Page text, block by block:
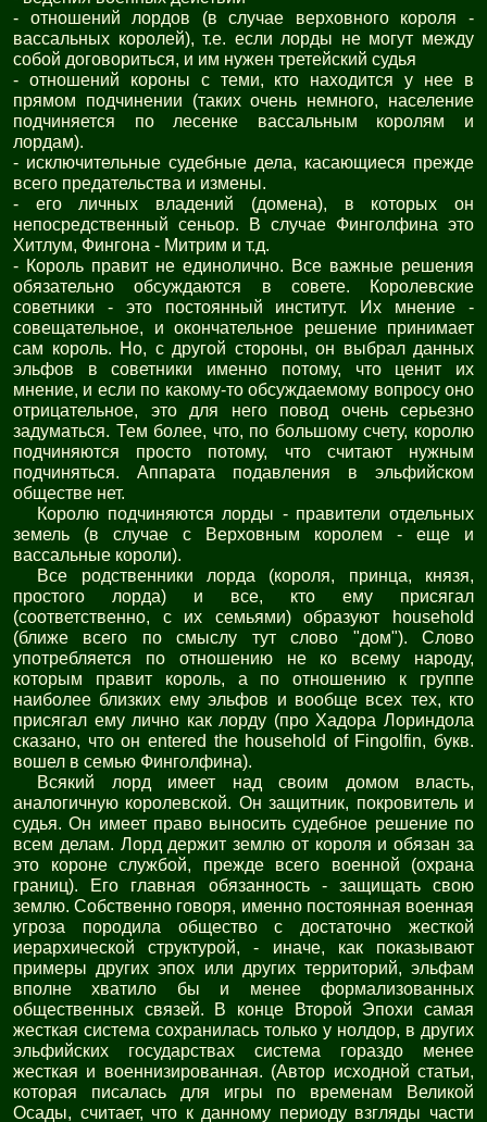
- отношений лордов (в случае верховного короля -
вассальных королей), т.е. если лорды не могут между
собой договориться, и им нужен третейский судья
- отношений короны с теми, кто находится у нее в
прямом подчинении (таких очень немного, население
подчиняется по лесенке вассальным королям и
лордам).
- исключительные судебные дела, касающиеся прежде
всего предательства и измены.
- его личных владений (домена), в которых он
непосредственный сеньор. В случае Финголфина это
Хитлум, Фингона - Митрим и т.д.
- Король правит не единолично. Все важные решения
обязательно обсуждаются в совете. Королевские
советники - это постоянный институт. Их мнение -
совещательное, и окончательное решение принимает
сам король. Но, с другой стороны, он выбрал данных
эльфов в советники именно потому, что ценит их
мнение, и если по какому-то обсуждаемому вопросу оно
отрицательное, это для него повод очень серьезно
задуматься. Тем более, что, по большому счету, королю
подчиняются просто потому, что считают нужным
подчиняться. Аппарата подавления в эльфийском
обществе нет.
Королю подчиняются лорды - правители отдельных
земель (в случае с Верховным королем - еще и
вассальные короли).
Все родственники лорда (короля, принца, князя,
простого лорда) и все, кто ему присягал
(соответственно, с их семьями) образуют household
(ближе всего по смыслу тут слово "дом"). Слово
употребляется по отношению не ко всему народу,
которым правит король, а по отношению к группе
наиболее близких ему эльфов и вообще всех тех, кто
присягал ему лично как лорду (про Хадора Лориндола
сказано, что он entered the household of Fingolfin, букв.
вошел в семью Финголфина).
Всякий лорд имеет над своим домом власть,
аналогичную королевской. Он защитник, покровитель и
судья. Он имеет право выносить судебное решение по
всем делам. Лорд держит землю от короля и обязан за
это короне службой, прежде всего военной (охрана
границ). Его главная обязанность - защищать свою
землю. Собственно говоря, именно постоянная военная
угроза породила общество с достаточно жесткой
иерархической структурой, - иначе, как показывают
примеры других эпох или других территорий, эльфам
вполне хватило бы и менее формализованных
общественных связей. В конце Второй Эпохи самая
жесткая система сохранилась только у нолдор, в других
эльфийских государствах система гораздо менее
жесткая и военнизированная. (Автор исходной статьи,
которая писалась для игры по временам Великой
Осады, считает, что к данному периоду взгляды части